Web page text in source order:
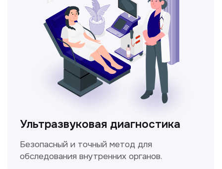
Электрокардиография
Простой и безболезненный метод